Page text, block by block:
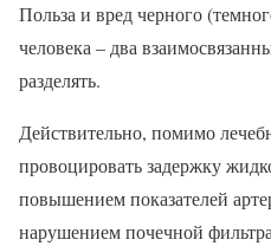
Польза и вред черного
человека – два
разделять.
Действительно, помимо
провоцировать задержку
повышением показателей
нарушением почечной